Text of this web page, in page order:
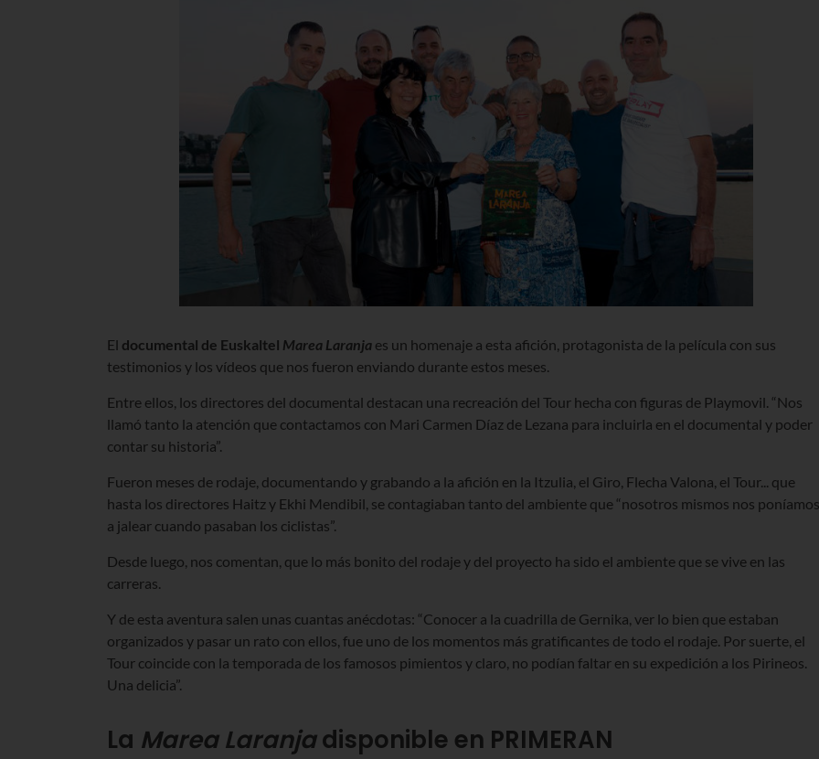
El documental de Euskaltel Marea Laranja es un homenaje a esta afición, protagonista de la película con sus
testimonios y los vídeos que nos fueron enviando durante estos meses.
Entre ellos, los directores del documental destacan una recreación del Tour hecha con figuras de Playmovil. “Nos
llamó tanto la atención que contactamos con Mari Carmen Díaz de Lezana para incluirla en el documental y poder
contar su historia”.
Fueron meses de rodaje, documentando y grabando a la afición en la Itzulia, el Giro, Flecha Valona, el Tour... que
hasta los directores Haitz y Ekhi Mendibil, se contagiaban tanto del ambiente que “nosotros mismos nos poníamos
a jalear cuando pasaban los ciclistas”.
Desde luego, nos comentan, que lo más bonito del rodaje y del proyecto ha sido el ambiente que se vive en las
carreras.
Y de esta aventura salen unas cuantas anécdotas: “Conocer a la cuadrilla de Gernika, ver lo bien que estaban
organizados y pasar un rato con ellos, fue uno de los momentos más gratificantes de todo el rodaje. Por suerte, el
Tour coincide con la temporada de los famosos pimientos y claro, no podían faltar en su expedición a los Pirineos.
Una delicia”.
La Marea Laranjadisponible en PRIMERAN